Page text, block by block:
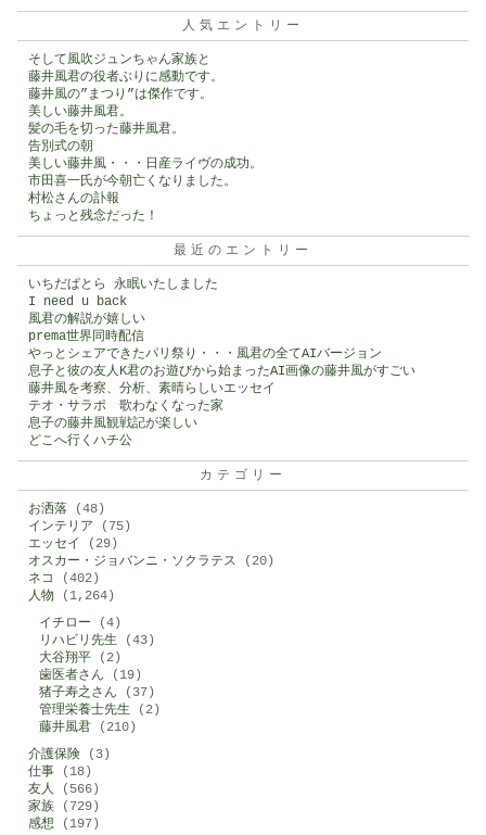
人気エントリー
そして風吹ジュンちゃん家族と
藤井風君の役者ぶりに感動です。
藤井風の”まつり”は傑作です。
美しい藤井風君。
髪の毛を切った藤井風君。
告別式の朝
美しい藤井風・・・日産ライヴの成功。
市田喜一氏が今朝亡くなりました。
村松さんの訃報
ちょっと残念だった！
最近のエントリー
いちだぱとら 永眠いたしました
I need u back
風君の解説が嬉しい
prema世界同時配信
やっとシェアできたパリ祭り・・・風君の全てAIバージョン
息子と彼の友人K君のお遊びから始まったAI画像の藤井風がすごい
藤井風を考察、分析、素晴らしいエッセイ
テオ・サラポ 歌わなくなった家
息子の藤井風観戦記が楽しい
どこへ行くハチ公
カテゴリー
お洒落 (48)
インテリア (75)
エッセイ
(29)
オスカー・ジョバンニ・ソクラテス (20)
ネコ
(402)
人物 (1,264)
イチロー (4)
リハビリ先生 (43)
大谷翔平 (2)
歯医者さん (19)
猪子寿之さん (37)
管理栄養士先生 (2)
藤井風君 (210)
介護保険 (3)
仕事 (18)
友人 (566)
家族 (729)
感想 (197)